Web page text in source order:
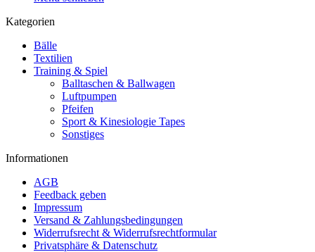
Kategorien
Bälle
Textilien
Training & Spiel
Balltaschen & Ballwagen
Luftpumpen
Pfeifen
Sport & Kinesiologie Tapes
Sonstiges
Informationen
AGB
Feedback geben
Impressum
Versand & Zahlungsbedingungen
Widerrufsrecht & Widerrufsrechtformular
Privatsphäre & Datenschutz